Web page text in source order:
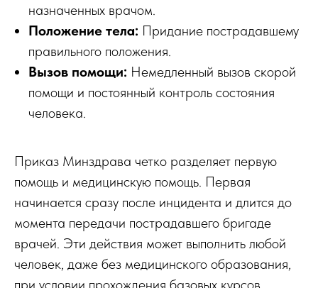
назначенных врачом.
Положение тела: Придание пострадавшему
правильного положения.
Вызов помощи: Немедленный вызов скорой
помощи и постоянный контроль состояния
человека.
Приказ Минздрава четко разделяет первую
помощь и медицинскую помощь. Первая
начинается сразу после инцидента и длится до
момента передачи пострадавшего бригаде
врачей. Эти действия может выполнить любой
человек, даже без медицинского образования,
при условии прохождения базовых курсов